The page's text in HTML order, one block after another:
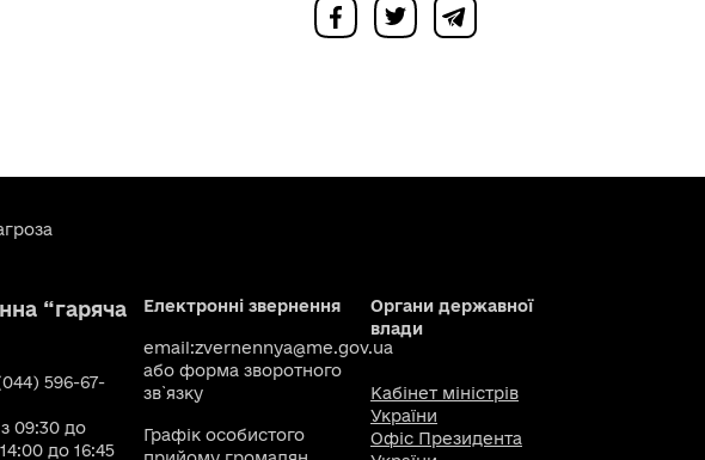
“гаряча
596-67-
09:30 до
до 16:45
Електронні звернення
email:zvernennya@me.gov.ua
або форма зворотного
зв`язку
Графік особистого
Органи державної
влади
Кабінет міністрів
України
Офіс Президента